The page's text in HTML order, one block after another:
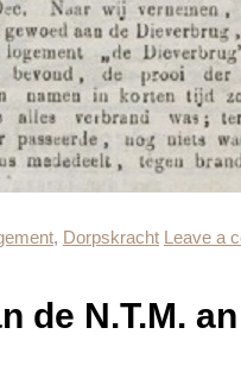
, Dorpskracht Leave a
de N.T.M.